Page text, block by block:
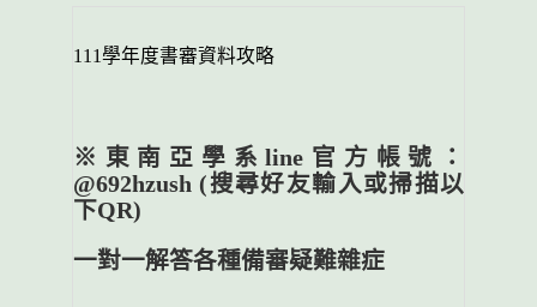
111學年度書審資料攻略
※東南亞學系line官方帳號：
@692hzush (搜尋好友輸入或掃描以
下QR)
一對一解答各種備審疑難雜症